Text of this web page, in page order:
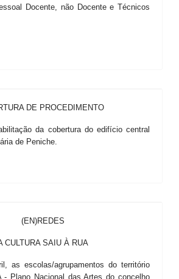
Docente, não Docente e Técnicos
DE PROCEDIMENTO
da cobertura do edifício central
de Peniche.
(EN)REDES
CULTURA SAIU À RUA
as escolas/agrupamentos do território
- Plano Nacional das Artes do concelho